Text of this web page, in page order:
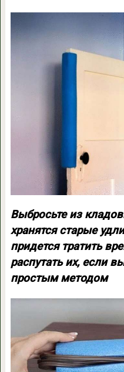
Выбросьте из
хранятся старые
придется тратить
распутать их, если
простым методом